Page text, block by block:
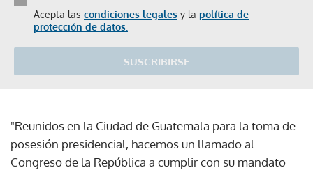
Acepta las condiciones legales y la política de
protección de datos.
SUSCRIBIRSE
"Reunidos en la Ciudad de Guatemala para la toma de
posesión presidencial, hacemos un llamado al
Congreso de la República a cumplir con su mandato